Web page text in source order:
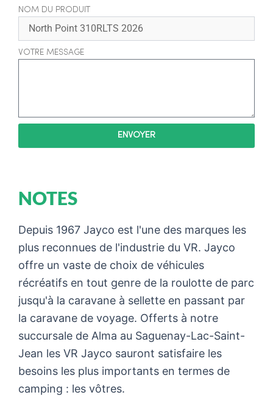
NOM DU PRODUIT
VOTRE MESSAGE
ENVOYER
NOTES
Depuis 1967 Jayco est l'une des marques les
plus reconnues de l'industrie du VR. Jayco
offre un vaste de choix de véhicules
récréatifs en tout genre de la roulotte de parc
jusqu'à la caravane à sellette en passant par
la caravane de voyage. Offerts à notre
succursale de Alma au Saguenay-Lac-Saint-
Jean les VR Jayco sauront satisfaire les
besoins les plus importants en termes de
camping : les vôtres.